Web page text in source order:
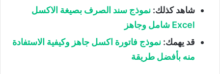
شاهد كذلك: نموذج سند الصرف بصيغة الاكسل
Excel شامل وجاهز
قد يهمك: نموذج فاتورة اكسل جاهز وكيفية الاستفادة
منه بأفضل طريقة